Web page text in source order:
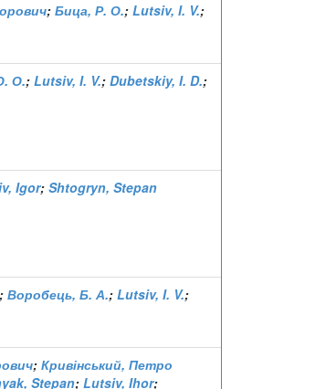
; Бица, Р. О.; Lutsiv, I. V.;
О.; Lutsiv, I. V.; Dubetskiy, I. D.;
Igor; Shtogryn, Stepan
; Воробець, Б. А.; Lutsiv, I. V.;
; Кривінський, Петро
Stepan; Lutsiv, Ihor;